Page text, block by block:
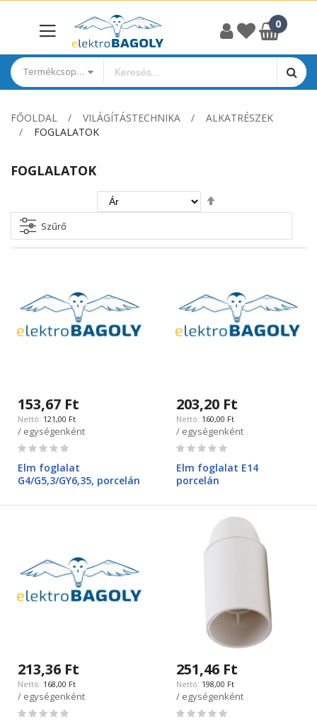
Termékcsoportok
FŐOLDAL VILÁGÍTÁSTECHNIKA
ALKATRÉSZEK
FOGLALATOK
FOGLALATOK
irány
Szűrő
153,67 Ft
121,00 Ft
/ egységenként
Rating:
Elm foglalat
G4/G5,3/GY6,35, porcelán
203,20 Ft
160,00 Ft
/ egységenként
Rating:
Elm foglalat E14
porcelán
213,36 Ft
168,00 Ft
/ egységenként
Rating:
251,46 Ft
198,00 Ft
/ egységenként
Rating: